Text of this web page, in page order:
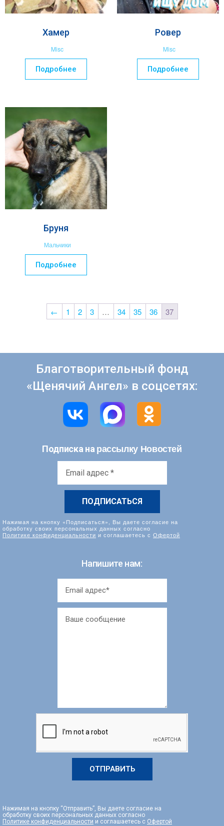
Хамер
Misc
Подробнее
Ровер
Misc
Подробнее
Бруня
Мальчики
Подробнее
← 1 2 3 … 34 35 36 37
Благотворительный фонд
«Щенячий Ангел» в соцсетях:
Подписка на рассылку Новостей
Нажимая на кнопку «Подписаться», Вы даете согласие на
обработку своих персональных данных согласно
Политике конфиденциальности и соглашаетесь с Офертой
Напишите нам:
ОТПРАВИТЬ
Нажимая на кнопку “Отправить”, Вы даете согласие на
обработку своих персональных данных согласно
Политике конфиденциальности и соглашаетесь с Офертой